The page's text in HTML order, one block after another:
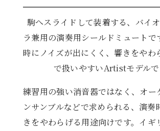
駒へスライドして装着する、バイ
ラ兼用の演奏用シールドミュートで
時にノイズが出にくく、響きをやわ
で扱いやすいArtistモデルで
練習用の強い消音器ではなく、オー
ンサンブルなどで求められる、演奏
きをやわらげる用途向けです。イギ